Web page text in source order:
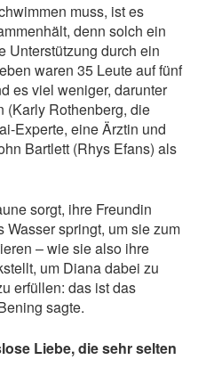
muss, ist es
denn solch ein
Unterstützung durch ein
waren 35 Leute auf fünf
es viel weniger, darunter
(Karly Rothenberg, die
Experte, eine Ärztin und
Bartlett (Rhys Efans) als
sorgt, ihre Freundin
springt, um sie zum
– wie sie also ihre
um Diana dabei zu
erfüllen: das ist das
sagte.
Liebe, die sehr selten